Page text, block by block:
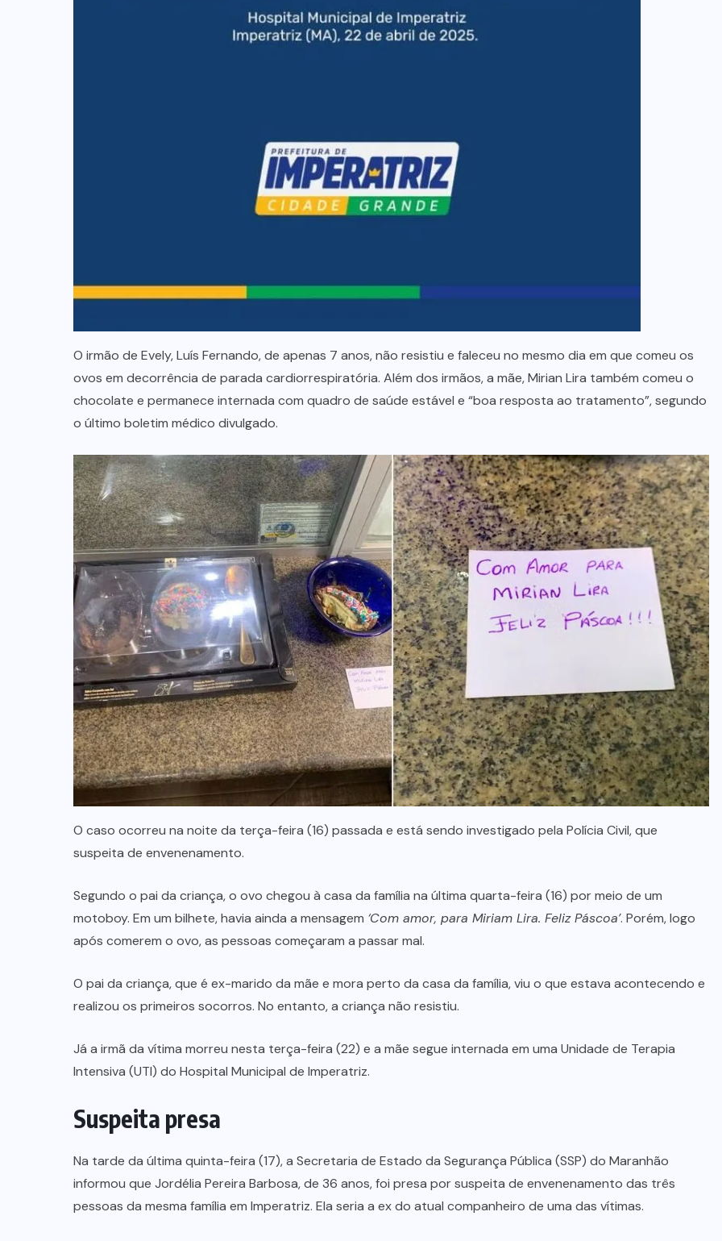
O irmão de Evely, Luís Fernando, de apenas 7 anos, não resistiu e faleceu no mesmo dia em que comeu os
ovos em decorrência de parada cardiorrespiratória. Além dos irmãos, a mãe, Mirian Lira também comeu o
chocolate e permanece internada com quadro de saúde estável e “boa resposta ao tratamento”, segundo
o último boletim médico divulgado.
O caso ocorreu na noite da terça-feira (16) passada e está sendo investigado pela Polícia Civil, que
suspeita de envenenamento.
Segundo o pai da criança, o ovo chegou à casa da família na última quarta-feira (16) por meio de um
motoboy. Em um bilhete, havia ainda a mensagem ‘Com amor, para Miriam Lira. Feliz Páscoa’. Porém, logo
após comerem o ovo, as pessoas começaram a passar mal.
O pai da criança, que é ex-marido da mãe e mora perto da casa da família, viu o que estava acontecendo e
realizou os primeiros socorros. No entanto, a criança não resistiu.
Já a irmã da vítima morreu nesta terça-feira (22) e a mãe segue internada em uma Unidade de Terapia
Intensiva (UTI) do Hospital Municipal de Imperatriz.
Suspeita presa
Na tarde da última quinta-feira (17), a Secretaria de Estado da Segurança Pública (SSP) do Maranhão
informou que Jordélia Pereira Barbosa, de 36 anos, foi presa por suspeita de envenenamento das três
pessoas da mesma família em Imperatriz. Ela seria a ex do atual companheiro de uma das vítimas.